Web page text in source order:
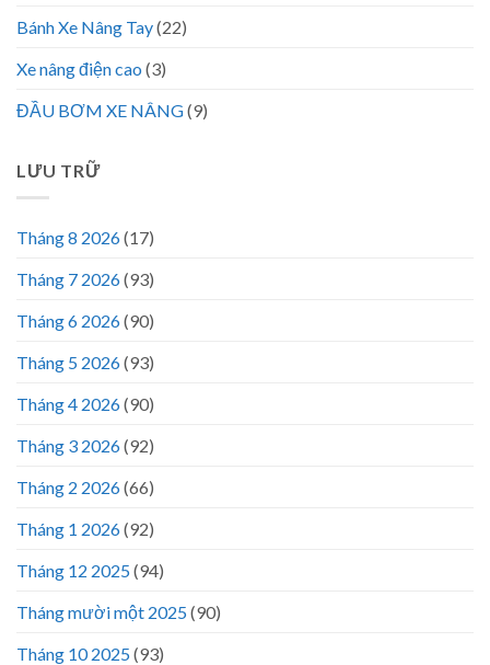
Bánh Xe Nâng Tay(22)
Xe nâng điện cao (3)
ĐẦU BƠM XE NÂNG(9)
LƯU TRỮ
Tháng 8 2026(17)
Tháng 7 2026(93)
Tháng 6 2026(90)
Tháng 5 2026(93)
Tháng 4 2026(90)
Tháng 3 2026(92)
Tháng 2 2026(66)
Tháng 1 2026(92)
Tháng 12 2025(94)
Tháng mười một 2025(90)
Tháng 10 2025(93)